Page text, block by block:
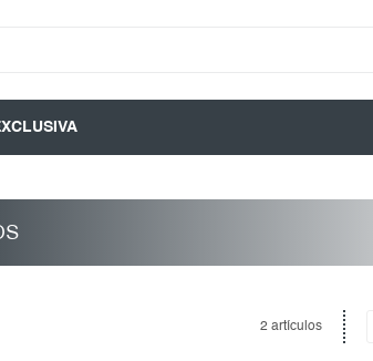
2 artículos